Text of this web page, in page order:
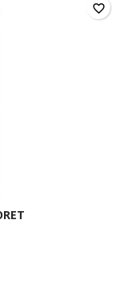
favorite_border